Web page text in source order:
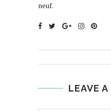
neuf.
LEAVE